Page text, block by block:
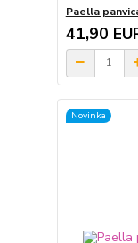
Paella
41,90
Novinka